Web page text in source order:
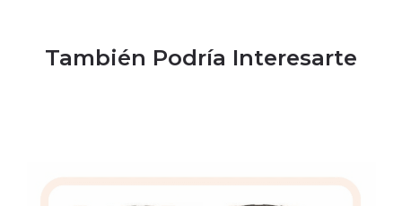
También Podría Interesarte